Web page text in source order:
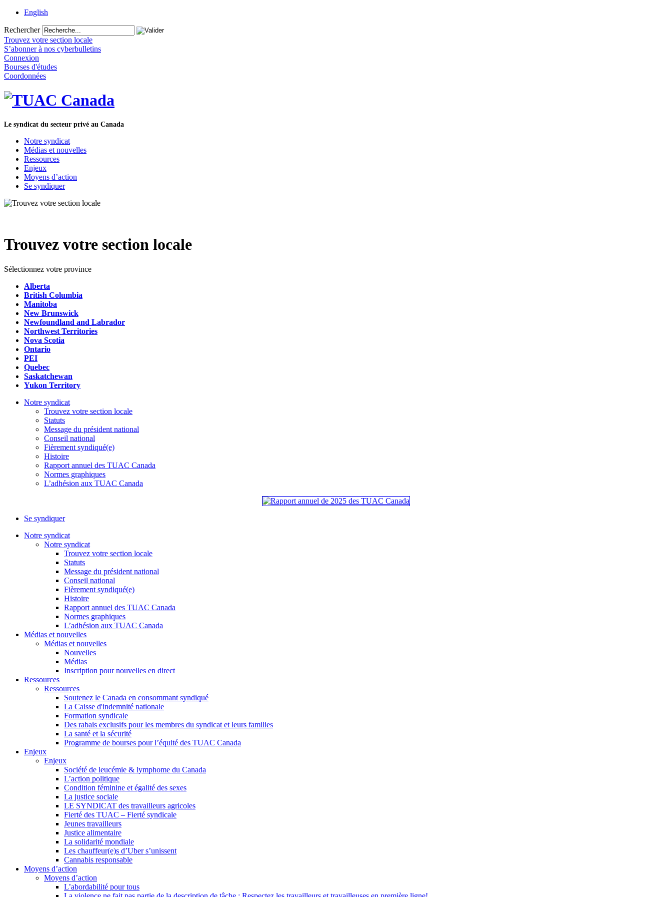
English
Rechercher
Trouvez votre section locale
S’abonner à nos cyberbulletins
Connexion
Bourses d'études
Coordonnées
Le syndicat du secteur privé au Canada
Notre syndicat
Médias et nouvelles
Ressources
Enjeux
Moyens d’action
Se syndiquer
Trouvez votre section locale
Sélectionnez votre province
Alberta
British Columbia
Manitoba
New Brunswick
Newfoundland and Labrador
Northwest Territories
Nova Scotia
Ontario
PEI
Quebec
Saskatchewan
Yukon Territory
Notre syndicat
Trouvez votre section locale
Statuts
Message du président national
Conseil national
Fièrement syndiqué(e)
Histoire
Rapport annuel des TUAC Canada
Normes graphiques
L’adhésion aux TUAC Canada
Se syndiquer
Notre syndicat
Notre syndicat
Trouvez votre section locale
Statuts
Message du président national
Conseil national
Fièrement syndiqué(e)
Histoire
Rapport annuel des TUAC Canada
Normes graphiques
L’adhésion aux TUAC Canada
Médias et nouvelles
Médias et nouvelles
Nouvelles
Médias
Inscription pour nouvelles en direct
Ressources
Ressources
Soutenez le Canada en consommant syndiqué
La Caisse d'indemnité nationale
Formation syndicale
Des rabais exclusifs pour les membres du syndicat et leurs families
La santé et la sécurité
Programme de bourses pour l’équité des TUAC Canada
Enjeux
Enjeux
Société de leucémie & lymphome du Canada
L’action politique
Condition féminine et égalité des sexes
La justice sociale
LE SYNDICAT des travailleurs agricoles
Fierté des TUAC – Fierté syndicale
Jeunes travailleurs
Justice alimentaire
La solidarité mondiale
Les chauffeur(e)s d’Uber s’unissent
Cannabis responsable
Moyens d’action
Moyens d’action
L’abordabilité pour tous